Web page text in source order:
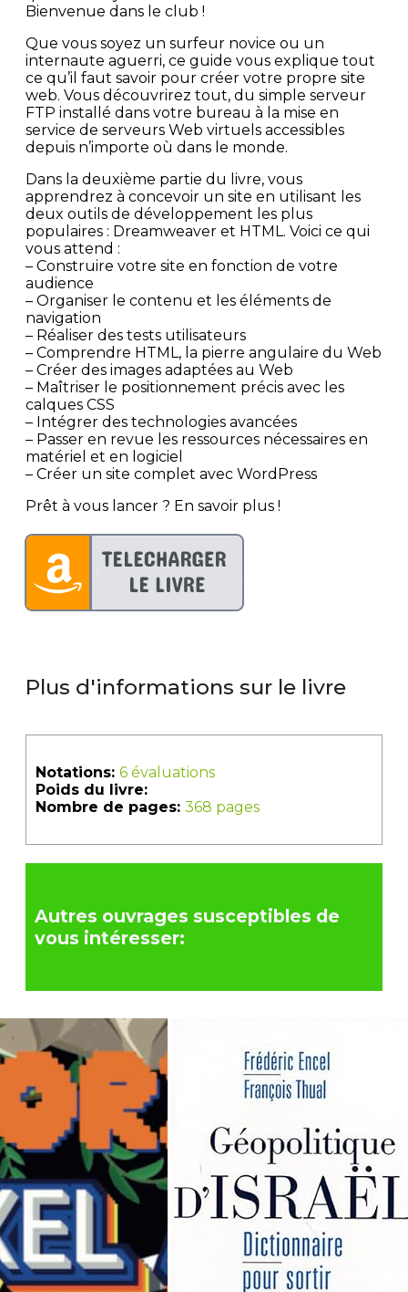
Bienvenue dans le club !
Que vous soyez un surfeur novice ou un
internaute aguerri, ce guide vous explique tout
ce qu’il faut savoir pour créer votre propre site
web. Vous découvrirez tout, du simple serveur
FTP installé dans votre bureau à la mise en
service de serveurs Web virtuels accessibles
depuis n’importe où dans le monde.
Dans la deuxième partie du livre, vous
apprendrez à concevoir un site en utilisant les
deux outils de développement les plus
populaires : Dreamweaver et HTML. Voici ce qui
vous attend :
– Construire votre site en fonction de votre
audience
– Organiser le contenu et les éléments de
navigation
– Réaliser des tests utilisateurs
– Comprendre HTML, la pierre angulaire du Web
– Créer des images adaptées au Web
– Maîtriser le positionnement précis avec les
calques CSS
– Intégrer des technologies avancées
– Passer en revue les ressources nécessaires en
matériel et en logiciel
– Créer un site complet avec WordPress
Prêt à vous lancer ? En savoir plus !
Plus d'informations sur le livre
Notations: 6 évaluations
Poids du livre:
Nombre de pages: 368 pages
Autres ouvrages susceptibles de
vous intéresser: